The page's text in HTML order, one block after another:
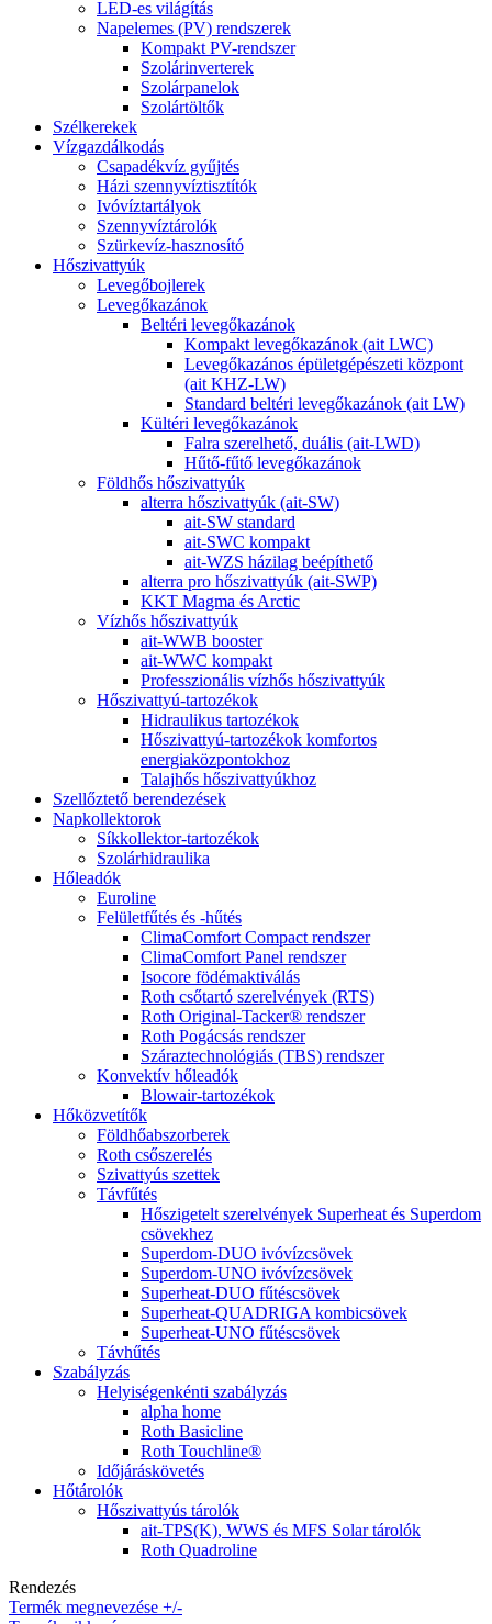
LED-es világítás
Napelemes (PV) rendszerek
Kompakt PV-rendszer
Szolárinverterek
Szolárpanelok
Szolártöltők
Szélkerekek
Vízgazdálkodás
Csapadékvíz gyűjtés
Házi szennyvíztisztítók
Ivóvíztartályok
Szennyvíztárolók
Szürkevíz-hasznosító
Hőszivattyúk
Levegőbojlerek
Levegőkazánok
Beltéri levegőkazánok
Kompakt levegőkazánok (ait LWC)
Levegőkazános épületgépészeti központ
(ait KHZ-LW)
Standard beltéri levegőkazánok (ait LW)
Kültéri levegőkazánok
Falra szerelhető, duális (ait-LWD)
Hűtő-fűtő levegőkazánok
Földhős hőszivattyúk
alterra hőszivattyúk (ait-SW)
ait-SW standard
ait-SWC kompakt
ait-WZS házilag beépíthető
alterra pro hőszivattyúk (ait-SWP)
KKT Magma és Arctic
Vízhős hőszivattyúk
ait-WWB booster
ait-WWC kompakt
Professzionális vízhős hőszivattyúk
Hőszivattyú-tartozékok
Hidraulikus tartozékok
Hőszivattyú-tartozékok komfortos
energiaközpontokhoz
Talajhős hőszivattyúkhoz
Szellőztető berendezések
Napkollektorok
Síkkollektor-tartozékok
Szolárhidraulika
Hőleadók
Euroline
Felületfűtés és -hűtés
ClimaComfort Compact rendszer
ClimaComfort Panel rendszer
Isocore födémaktiválás
Roth csőtartó szerelvények (RTS)
Roth Original-Tacker® rendszer
Roth Pogácsás rendszer
Száraztechnológiás (TBS) rendszer
Konvektív hőleadók
Blowair-tartozékok
Hőközvetítők
Földhőabszorberek
Roth csőszerelés
Szivattyús szettek
Távfűtés
Hőszigetelt szerelvények Superheat és Superdom
csövekhez
Superdom-DUO ivóvízcsövek
Superdom-UNO ivóvízcsövek
Superheat-DUO fűtéscsövek
Superheat-QUADRIGA kombicsövek
Superheat-UNO fűtéscsövek
Távhűtés
Szabályzás
Helyiségenkénti szabályzás
alpha home
Roth Basicline
Roth Touchline®
Időjáráskövetés
Hőtárolók
Hőszivattyús tárolók
ait-TPS(K), WWS és MFS Solar tárolók
Roth Quadroline
Rendezés
Termék megnevezése +/-